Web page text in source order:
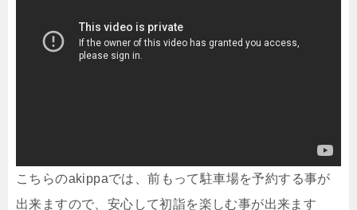
こちらのakippaでは、前もって駐車場を予約する事が
出来ますので、安心して初詣を楽しむ事が出来ます